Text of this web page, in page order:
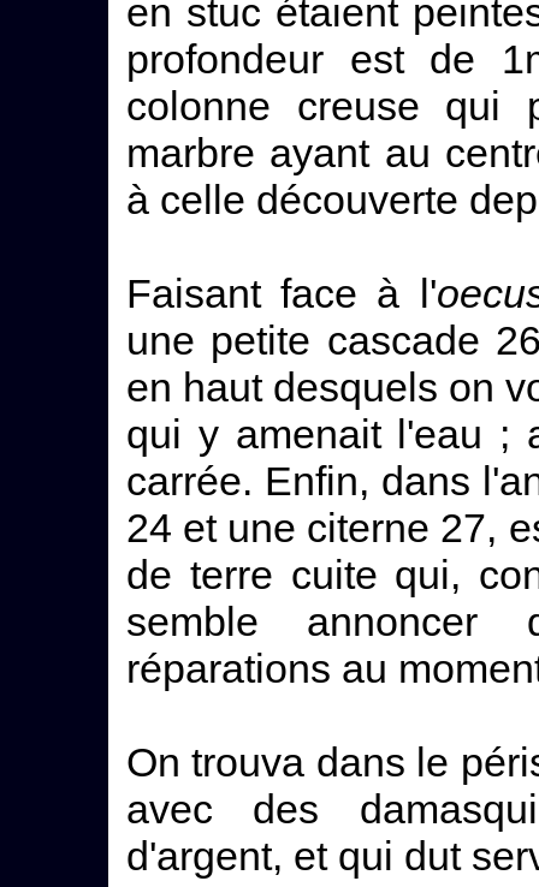
en stuc étaient
profondeur est de
colonne creuse qui
marbre ayant au
à celle découverte
Faisant face à l'
une petite cascade
en haut desquels on
qui y amenait l'eau ;
carrée. Enfin, dans
24 et une citerne 27,
de terre cuite qui,
semble annoncer
réparations au
On trouva dans le
avec des
d'argent, et qui dut